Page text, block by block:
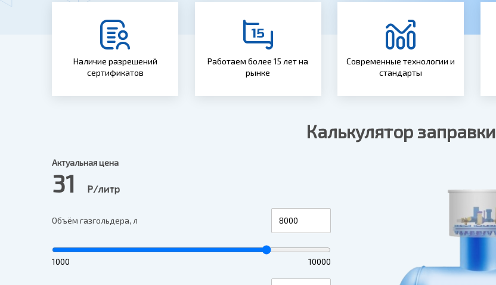
Наличие разрешений
сертификатов
Работаем более 15 лет на
рынке
Современные технологии и
стандарты
Калькулятор заправки
Актуальная цена
31 Р/литр
Объём газгольдера, л
1000 10000